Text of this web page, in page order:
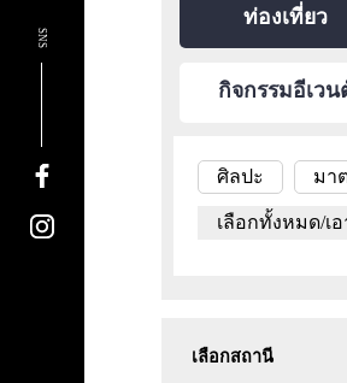
SNS
ท่องเที่ยว
กิจกรรมอีเวน
ศิลปะ มา
เลือกทั้งหมด/เ
เลือกสถานี